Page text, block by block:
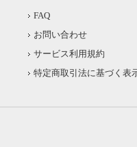
FAQ
お問い合わせ
サービス利用規約
特定商取引法に基づく表